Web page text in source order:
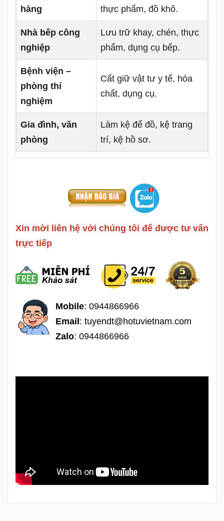
hàng
thực phẩm, đồ khô.
Nhà bếp công
nghiệp
Lưu trữ khay, chén, thực
phẩm, dụng cụ bếp.
Bệnh viện –
phòng thí
nghiệm
Cất giữ vật tư y tế, hóa
chất, dụng cụ.
Gia đình, văn
phòng
Làm kệ để đồ, kệ trang
trí, kệ hồ sơ.
Xin mời liên hệ với chúng tôi để được tư vấn
trực tiếp
Mobile: 0944866966
Email: tuyendt@hotuvietnam.com
Zalo: 0944866966